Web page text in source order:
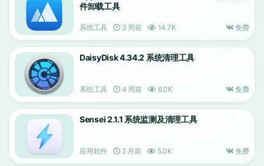
件卸载工具
系统工具 3 周前 14.7K 免费
DaisyDisk 4.34.2 系统清理工具
系统工具 4 周前 6.0K 免费
Sensei 2.1.1 系统监测及清理工具
应用软件 2 月前 5.0K 免费